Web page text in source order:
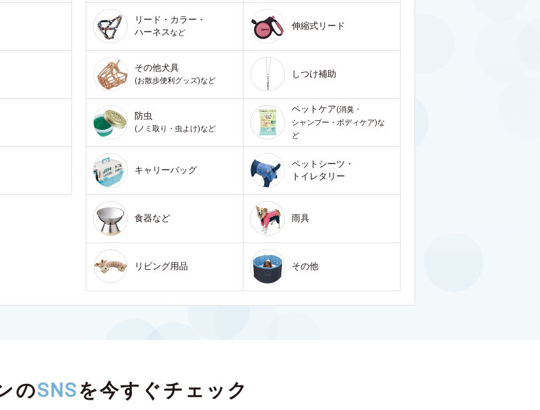
リード・カラー・
ハーネスなど
伸縮式リード
その他犬具
(お散歩便利グッズ)など
しつけ補助
防虫
(ノミ取り・虫よけ)など
ペットケア(消臭・
シャンプー・ボディケア)な
ど
キャリーバッグ
ペットシーツ・
トイレタリー
食器など 雨具
リビング用品 その他
のSNSを今すぐチェック